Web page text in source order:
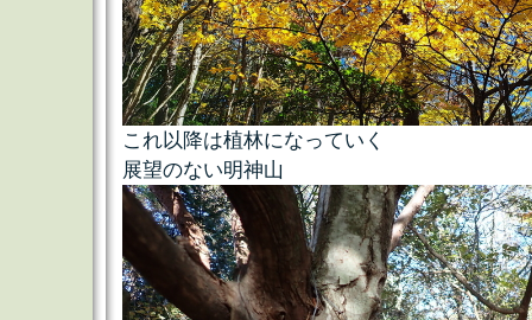
これ以降は植林になっていく
展望のない明神山